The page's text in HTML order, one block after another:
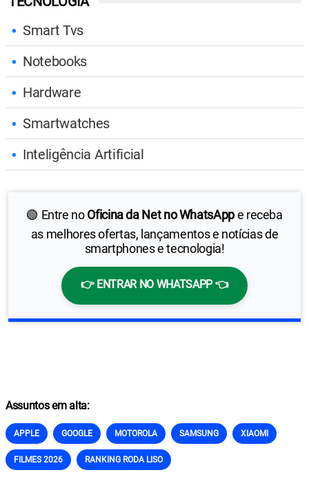
Smart Tvs
Notebooks
Hardware
Smartwatches
Inteligência Artificial
🟢 Entre noOficina da Net no WhatsAppe receba
as melhores ofertas, lançamentos e notícias de
smartphones e tecnologia!
👉 ENTRAR NO WHATSAPP 👈
Assuntos em alta:
APPLE GOOGLE MOTOROLA SAMSUNG XIAOMI
FILMES 2026 RANKING RODA LISO